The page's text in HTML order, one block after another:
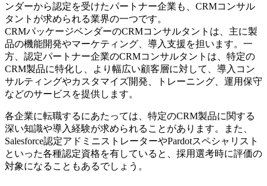
ンダーから認定を受けたパートナー企業も、CRMコンサル
タントが求められる業界の一つです。
CRMパッケージベンダーのCRMコンサルタントは、主に製
品の機能開発やマーケティング、導入支援を担います。一
方、認定パートナー企業のCRMコンサルタントは、特定の
CRM製品に特化し、より幅広い顧客層に対して、導入コン
サルティングやカスタマイズ開発、トレーニング、運用保守
などのサービスを提供します。
各企業に転職するにあたっては、特定のCRM製品に関する
深い知識や導入経験が求められることがあります。また、
Salesforce認定アドミニストレーターやPardotスペシャリスト
といった各種認定資格を有していると、採用選考時に評価の
対象になることもあるでしょう。